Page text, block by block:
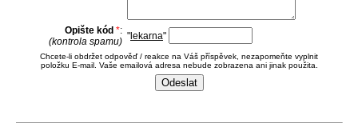
Opište kód *:
(kontrola spamu) " lekarna"
Chcete-li obdržet odpověď / reakce na Váš příspěvek, nezapomeňte vyplnit
položku E-mail. Vaše emailová adresa nebude zobrazena ani jinak použita.